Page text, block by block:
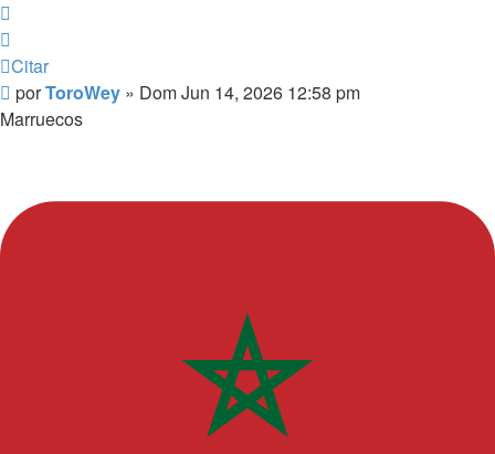
Citar
Mensaje
porToroWey » Dom Jun 14, 2026 12:58 pm
Marruecos